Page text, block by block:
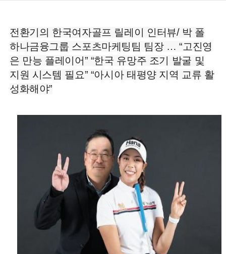
전환기의 한국여자골프 릴레이 인터뷰/ 박 폴
하나금융그룹 스포츠마케팅팀 팀장 … “고진영
은 만능 플레이어” “한국 유망주 조기 발굴 및
지원 시스템 필요” “아시아 태평양 지역 교류 활
성화해야”